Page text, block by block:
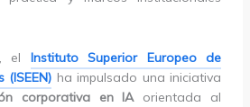
el Instituto Superior Europeo de
(ISEEN) ha impulsado una iniciativa
corporativa en IAorientada al